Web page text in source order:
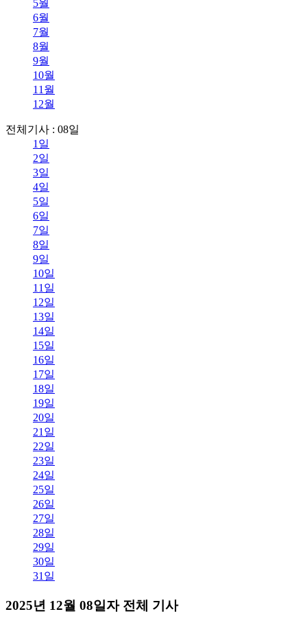
5월
6월
7월
8월
9월
10월
11월
12월
전체기사 : 08일
1일
2일
3일
4일
5일
6일
7일
8일
9일
10일
11일
12일
13일
14일
15일
16일
17일
18일
19일
20일
21일
22일
23일
24일
25일
26일
27일
28일
29일
30일
31일
2025년 12월 08일자 전체 기사